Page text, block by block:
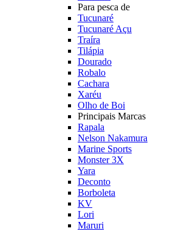
Para pesca de
Tucunaré
Tucunaré Açu
Traíra
Tilápia
Dourado
Robalo
Cachara
Xaréu
Olho de Boi
Principais Marcas
Rapala
Nelson Nakamura
Marine Sports
Monster 3X
Yara
Deconto
Borboleta
KV
Lori
Maruri